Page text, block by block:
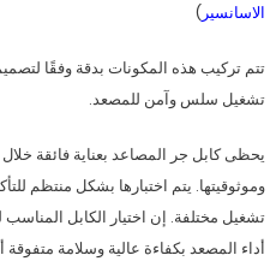
الاسانسير )
تتم تركيب هذه المكونات بدقة وفقًا
تشغيل سلس وآمن للمصعد.
يحظى كابل جر المصاعد بعناية فائقة
وموثوقيتها. يتم اختبارها بشكل منتظم
تشغيل مختلفة. إن اختيار الكابل
أداء المصعد بكفاءة عالية وسلامة متفوقة